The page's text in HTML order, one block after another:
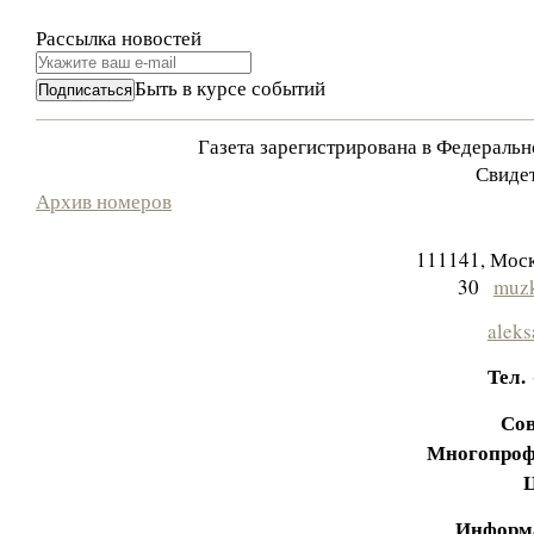
Рассылка новостей
Быть в курсе событий
Газета зарегистрирована в
Архив номеров
111141,
30
Тел.